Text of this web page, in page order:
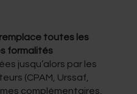
toutes les
formalités
jusqu’alors par les
(CPAM, Urssaf,
complémentaires,